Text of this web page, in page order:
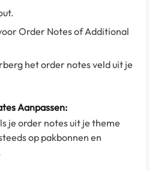
Order Notes of Additional
het order notes veld uit je
Aanpassen:
je order notes uit je theme
op pakbonnen en